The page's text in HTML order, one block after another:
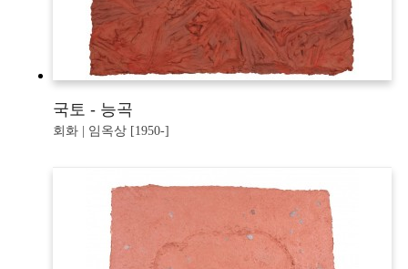
국토 - 능곡
회화 | 임옥상 [1950-]